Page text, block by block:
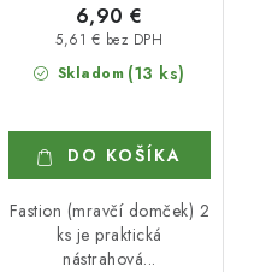
Skladom (13 ks)
5,61 € bez DPH
6,90 €
DO KOŠÍKA
Fastion (mravčí domček) 2
ks je praktická
nástrahová...